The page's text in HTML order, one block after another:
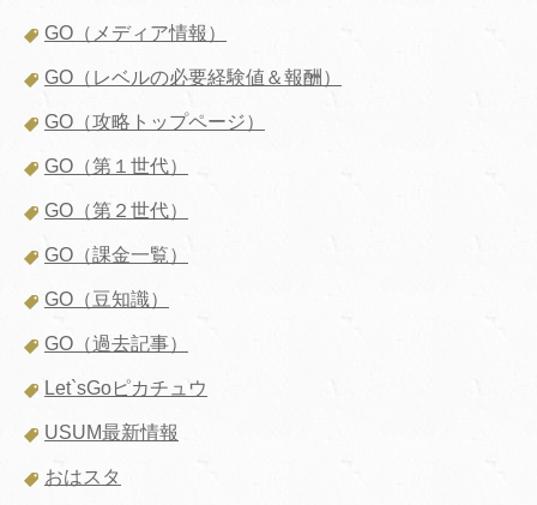
GO（メディア情報）
GO（レベルの必要経験値＆報酬）
GO（攻略トップページ）
GO（第１世代）
GO（第２世代）
GO（課金一覧）
GO（豆知識）
GO（過去記事）
Let`sGoピカチュウ
USUM最新情報
おはスタ